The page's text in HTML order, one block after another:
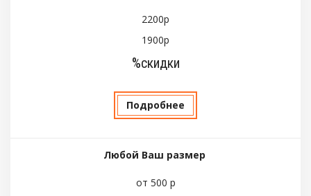
2200р
1900р
%скидки
Подробнее
Любой Ваш размер
от 500 р